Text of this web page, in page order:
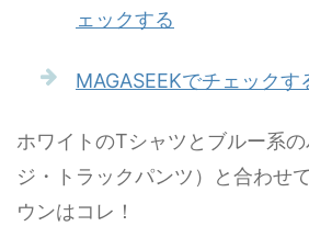
ェックする
MAGASEEKでチェックす
ホワイトのTシャツとブルー系
ジ・トラックパンツ）と合わせ
ウンはコレ！